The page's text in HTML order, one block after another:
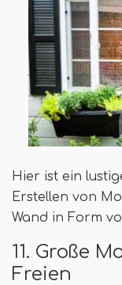
Hier ist ein
Erstellen von
Wand in Form
11. Große
Freien